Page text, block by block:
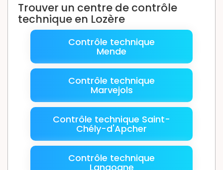
Trouver un centre de contrôle
technique en Lozère
Contrôle technique
Mende
Contrôle technique
Marvejols
Contrôle technique Saint-
Chély-d'Apcher
Contrôle technique
Langogne